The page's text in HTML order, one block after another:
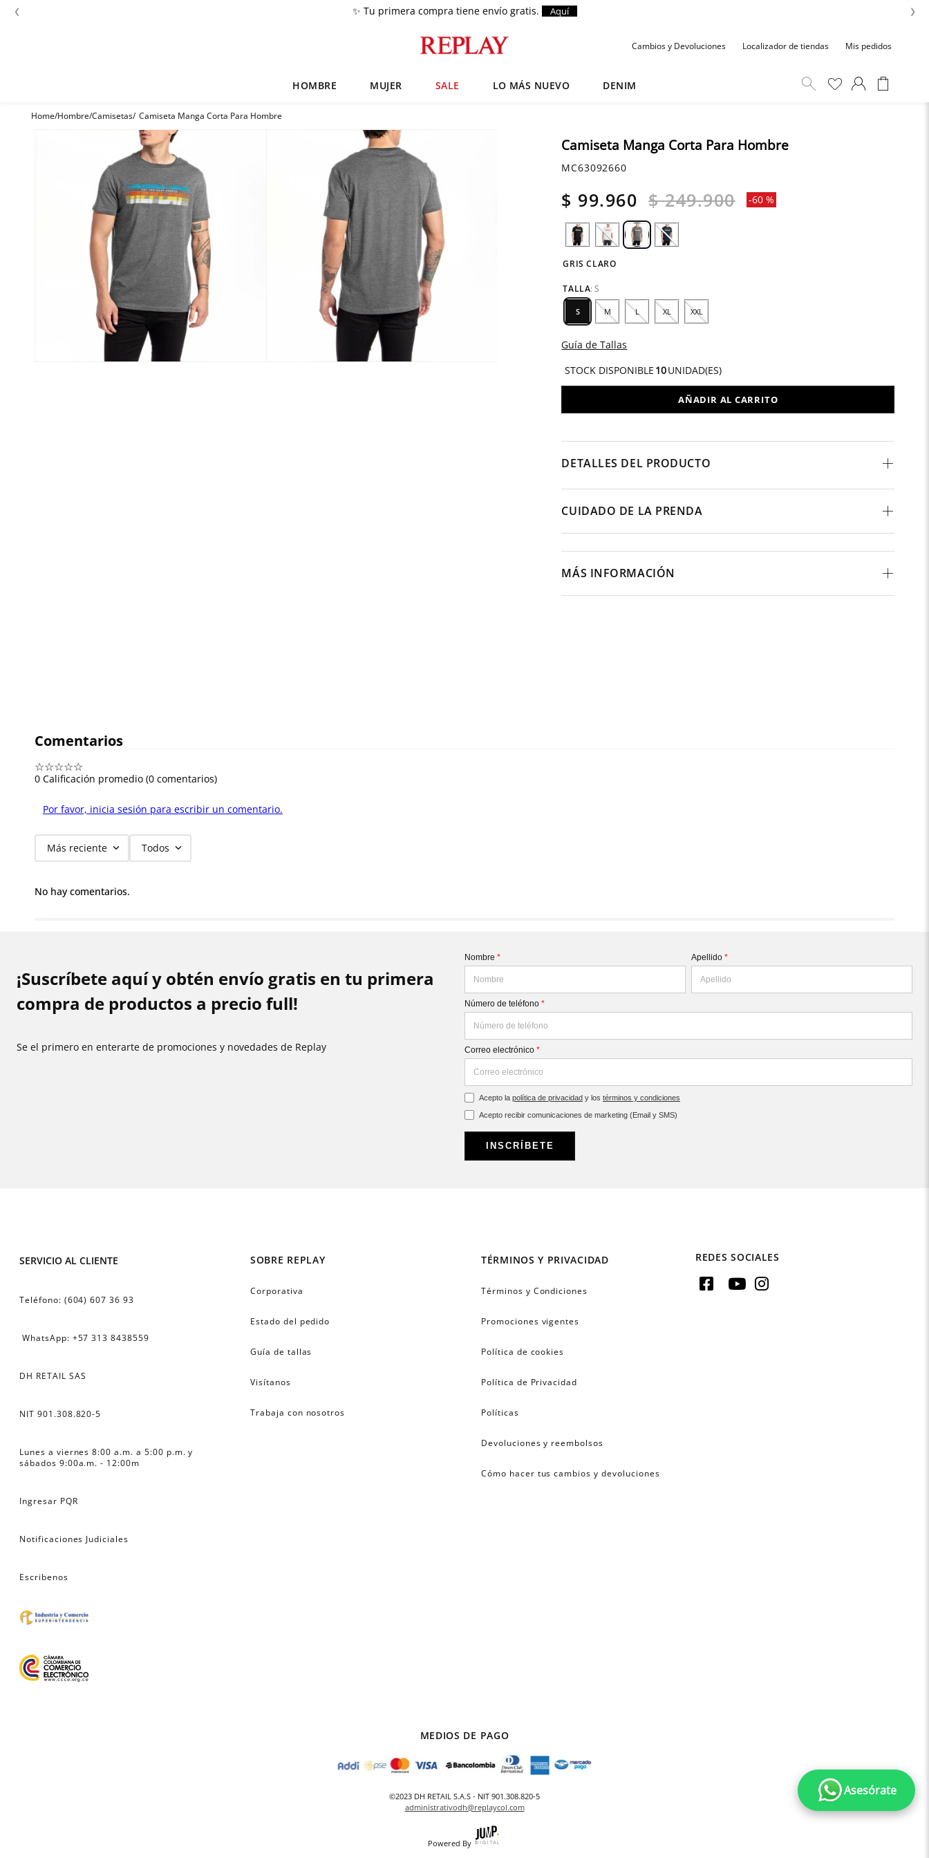
‹ ✨ Tu primera compra tiene envío gratis. Aquí ›
Cambios y Devoluciones Localizador de tiendas Mis pedidos
HOMBRE MUJER SALE LO MÁS NUEVO DENIM
Hombre Camisetas Camiseta Manga Corta Para Hombre
Camiseta Manga Corta Para Hombre
MC63092660
$ 99.960 $ 249.900 -60 %
GRIS CLARO
TALLA: S
S M L XL XXL
Guía de Tallas
STOCK DISPONIBLE 10UNIDAD(ES)
AÑADIR AL CARRITO
DETALLES DEL PRODUCTO
CUIDADO DE LA PRENDA
MÁS INFORMACIÓN
Comentarios
☆☆☆☆☆
0 Calificación promedio (0 comentarios)
Por favor, inicia sesión para escribir un comentario.
Más reciente Todos
No hay comentarios.
¡Suscríbete aquí y obtén envío gratis en tu primera
compra de productos a precio full!
Se el primero en enterarte de promociones y novedades de Replay
Nombre * Apellido *
Número de teléfono *
Correo electrónico *
Acepto la política de privacidad y los términos y condiciones
Acepto recibir comunicaciones de marketing (Email y SMS)
INSCRÍBETE
SERVICIO AL CLIENTE
Teléfono: (604) 607 36 93
WhatsApp: +57 313 8438559
DH RETAIL SAS
NIT 901.308.820-5
Lunes a viernes 8:00 a.m. a 5:00 p.m. y
sábados 9:00a.m. - 12:00m
Ingresar PQR
Notificaciones Judiciales
Escribenos
SOBRE REPLAY
Corporativa
Estado del pedido
Guía de tallas
Visítanos
Trabaja con nosotros
TÉRMINOS Y PRIVACIDAD
Términos y Condiciones
Promociones vigentes
Política de cookies
Política de Privacidad
Políticas
Devoluciones y reembolsos
Cómo hacer tus cambios y devoluciones
REDES SOCIALES
MEDIOS DE PAGO
©2023 DH RETAIL S.A.S - NIT 901.308.820-5
administrativodh@replaycol.com
Powered By
1. Zapatos
. Anbass
3 Chaquetas
4. Cargo
Sartoriale